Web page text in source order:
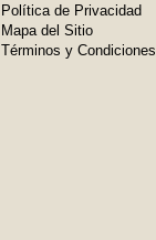
Política de Privacidad
Mapa del Sitio
Términos y Condiciones